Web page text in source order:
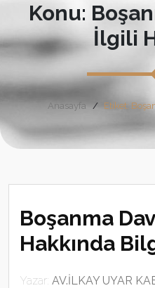
Konu:
İlgili
Anasayfa Etiket:
Boşanma
Hakkında
Yazar: AV.İLKAY UYAR